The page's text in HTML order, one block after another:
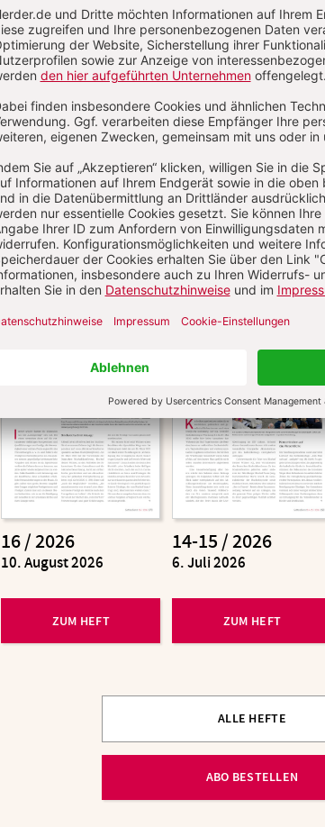
Aktuelle
16 / 2026
:
10. August 2026
ZUM HEFT
14-15 / 2026
:
6. Juli 2026
ZUM HEFT
ALLE HEFTE
ABO BESTELLEN